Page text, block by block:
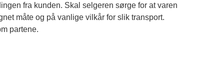
fra kunden. Skal selgeren sørge for at varen
måte og på vanlige vilkår for slik transport.
partene.